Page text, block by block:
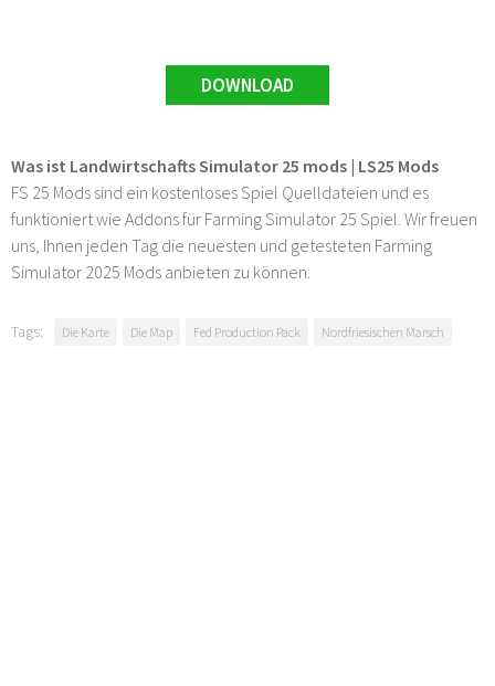
DOWNLOAD
Was ist Landwirtschafts Simulator 25 mods | LS25 Mods
FS 25 Mods sind ein kostenloses Spiel Quelldateien und es
funktioniert wie Addons für Farming Simulator 25 Spiel. Wir freuen
uns, Ihnen jeden Tag die neuesten und getesteten Farming
Simulator 2025 Mods anbieten zu können.
Tags: Die Karte Die Map Fed Production Pack Nordfriesischen Marsch